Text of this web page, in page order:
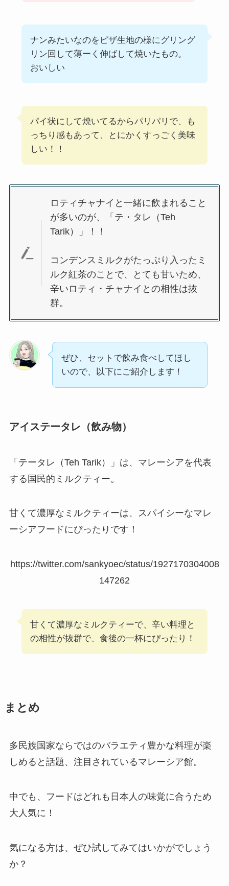
ナンみたいなのをピザ生地の様にグリング
リン回して薄ーく伸ばして焼いたもの。
おいしい
パイ状にして焼いてるからパリパリで、も
っちり感もあって、とにかくすっごく美味
しい！！
ロティチャナイと一緒に飲まれること
が多いのが、「テ・タレ（Teh
Tarik）」！！
コンデンスミルクがたっぷり入ったミ
ルク紅茶のことで、とても甘いため、
辛いロティ・チャナイとの相性は抜
群。
ぜひ、セットで飲み食べしてほし
いので、以下にご紹介します！
アイステータレ（飲み物）
「テータレ（Teh Tarik）」は、マレーシアを代表
する国民的ミルクティー。
甘くて濃厚なミルクティーは、スパイシーなマレ
ーシアフードにぴったりです！
https://twitter.com/sankyoec/status/1927170304008
147262
甘くて濃厚なミルクティーで、辛い料理と
の相性が抜群で、食後の一杯にぴったり！
まとめ
多民族国家ならではのバラエティ豊かな料理が楽
しめると話題、注目されているマレーシア館。
中でも、フードはどれも日本人の味覚に合うため
大人気に！
気になる方は、ぜひ試してみてはいかがでしょう
か？